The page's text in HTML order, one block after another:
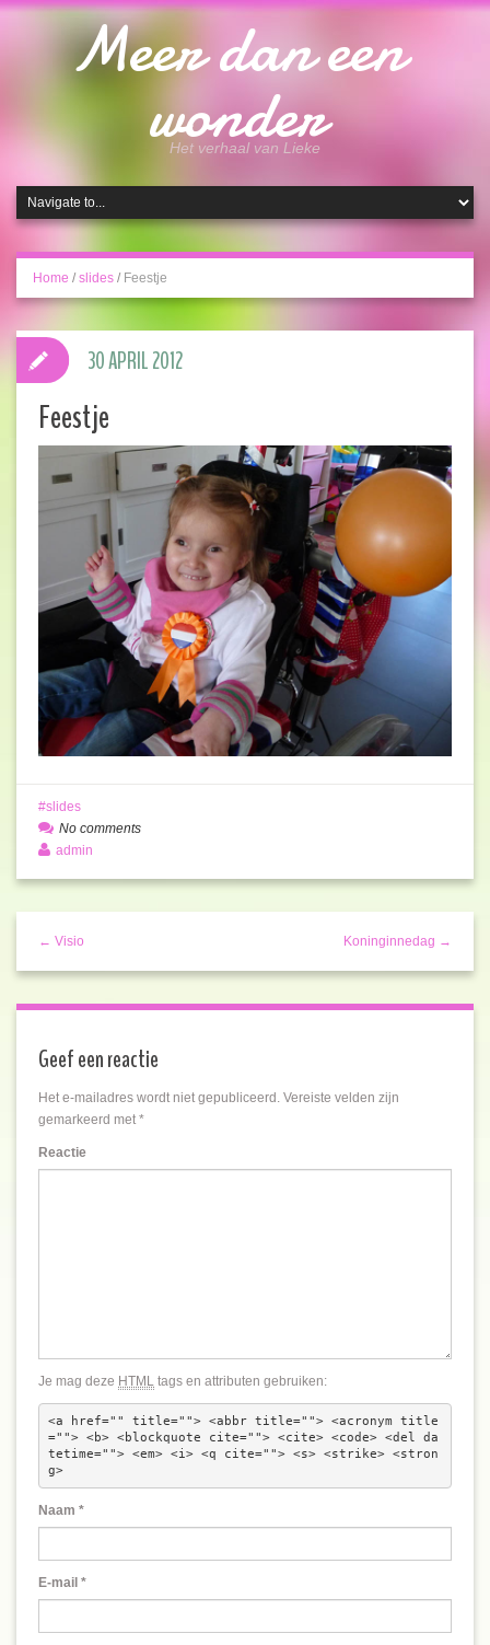
Meer dan een
wonder
Het verhaal van Lieke
Home / slides / Feestje
Feestje
30 APRIL 2012
slides
No comments
admin
← Visio Koninginnedag →
Geef een reactie
Het e-mailadres wordt niet gepubliceerd. Vereiste velden zijn
gemarkeerd met *
Reactie
Je mag deze HTML tags en attributen gebruiken:
<a href="" title=""> <abbr title=""> <acronym title
=""> <b> <blockquote cite=""> <cite> <code> <del da
tetime=""> <em> <i> <q cite=""> <s> <strike> <stron
g>
Naam *
E-mail *